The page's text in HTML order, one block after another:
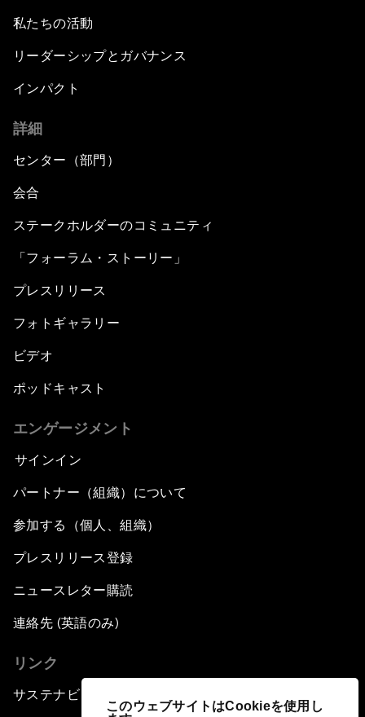
このウェブサイトはCookieを使用し
私たちの活動
リーダーシップとガバナンス
インパクト
詳細
センター（部門）
会合
ステークホルダーのコミュニティ
「フォーラム・ストーリー」
プレスリリース
フォトギャラリー
ビデオ
ポッドキャスト
エンゲージメント
サインイン
パートナー（組織）について
参加する（個人、組織）
プレスリリース登録
ニュースレター購読
連絡先 (英語のみ)
リンク
サステナビリティへの取り組み